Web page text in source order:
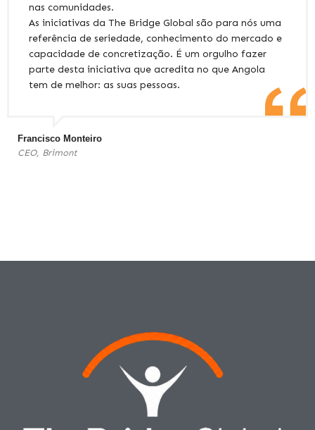
nas comunidades.
As iniciativas da The Bridge Global são para nós uma
referência de seriedade, conhecimento do mercado e
capacidade de concretização. É um orgulho fazer
parte desta iniciativa que acredita no que Angola
tem de melhor: as suas pessoas.
Francisco Monteiro
CEO, Brimont